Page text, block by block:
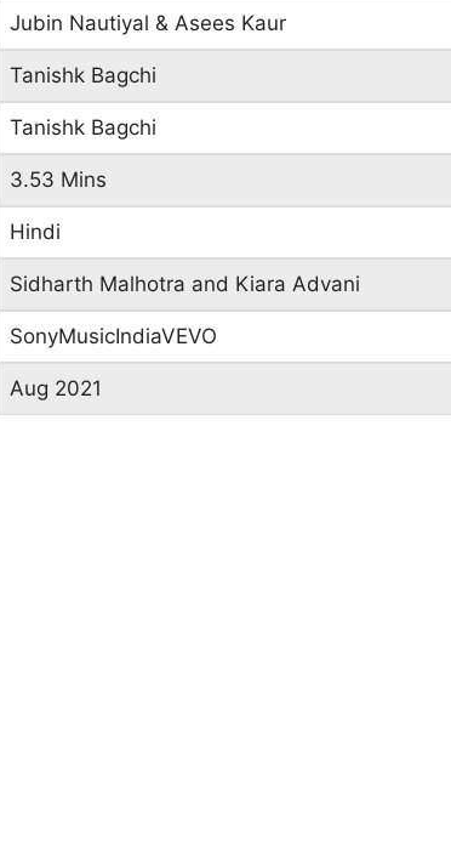
Jubin Nautiyal & Asees Kaur
Tanishk Bagchi
Tanishk Bagchi
3.53 Mins
Hindi
Sidharth Malhotra and Kiara Advani
SonyMusicIndiaVEVO
Aug 2021